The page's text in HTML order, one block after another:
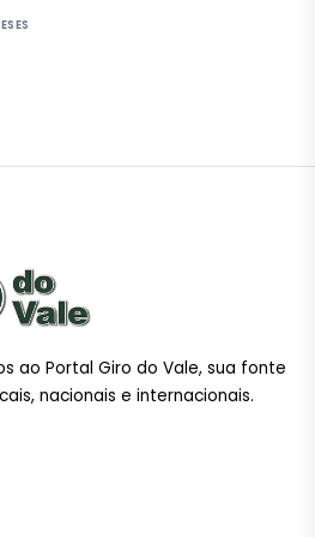
ao Portal Giro do Vale, sua fonte
nacionais e internacionais.